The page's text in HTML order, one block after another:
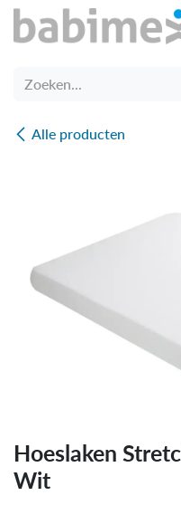
Overslaan naar inhoud
Alle producten
Hoeslaken
Wit